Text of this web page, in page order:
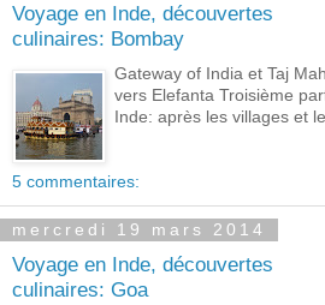
Voyage en Inde, découvertes
culinaires: Bombay
Gateway of India et Taj
vers Elefanta Troisième
Inde: après les villages et
5 commentaires:
mercredi 19 mars 2014
Voyage en Inde, découvertes
culinaires: Goa